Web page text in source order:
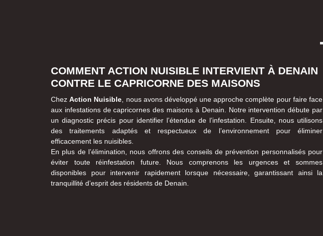
COMMENT ACTION NUISIBLE INTERVIENT À DENAIN
CONTRE LE CAPRICORNE DES MAISONS
ChezAction Nuisible , nous avons développé une approche complète pour faire face
aux infestations de capricornes des maisons à Denain. Notre intervention débute par
un diagnostic précis pour identifier l’étendue de l’infestation. Ensuite, nous utilisons
des traitements adaptés et respectueux de l’environnement pour éliminer
efficacement les nuisibles.
En plus de l’élimination, nous offrons des conseils de prévention personnalisés pour
éviter toute réinfestation future. Nous comprenons les urgences et sommes
disponibles pour intervenir rapidement lorsque nécessaire, garantissant ainsi la
tranquillité d’esprit des résidents de Denain.